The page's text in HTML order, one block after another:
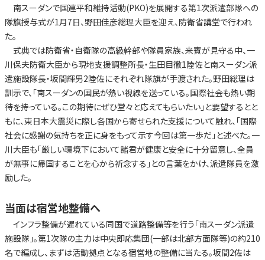
南スーダンで国連平和維持活動(PKO)を展開する第1次派遣部隊への
隊旗授与式が1月7日、野田佳彦総理大臣を迎え、防衛省講堂で行われ
た。
式典では防衛省・自衛隊の高級幹部や隊員家族、来賓が見守る中、一
川保夫防衛大臣から現地支援調整所長・生田目徹1陸佐と南スーダン派
遣施設隊長・坂間輝男2陸佐にそれぞれ隊旗が手渡された。野田総理は
訓示で、「南スーダンの国民が熱い視線を送っている。国際社会も熱い期
待を持っている。この期待にぜひ堂々と応えてもらいたい」と要望するとと
もに、東日本大震災に際し各国から寄せられた支援について触れ、「国際
社会に感謝の気持ちを正に身をもって示す今回は第一歩だ」と述べた。一
川大臣も「厳しい環境下において諸君が健康と安全に十分留意し、全員
が無事に帰国することを心から祈念する」との言葉をかけ、派遣隊員を激
励した。
当面は宿営地整備へ
インフラ整備が遅れている同国で道路整備等を行う「南スーダン派遣
施設隊」。第1次隊の主力は中央即応集団(一部は北部方面隊等)の約210
名で編成し、まずは活動拠点となる宿営地の整備に当たる。坂間2佐は